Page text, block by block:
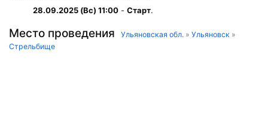
28.09.2025 (Вс) 11:00 - Старт.
Место проведения Ульяновская обл. » Ульяновск »
Стрельбище